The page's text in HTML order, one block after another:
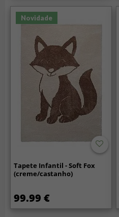
Novidade
Tapete Infantil - Soft Fox
(creme/castanho)
99.99 €